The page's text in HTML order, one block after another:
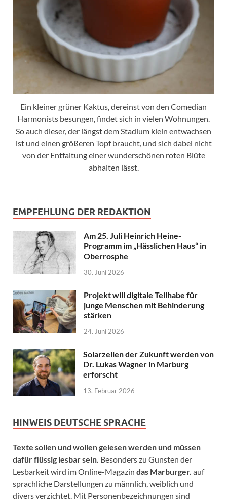
Ein kleiner grüner Kaktus, dereinst von den Comedian
Harmonists besungen, findet sich in vielen Wohnungen.
So auch dieser, der längst dem Stadium klein entwachsen
ist und einen größeren Topf braucht, und sich dabei nicht
von der Entfaltung einer wunderschönen roten Blüte
abhalten lässt.
EMPFEHLUNG DER REDAKTION
Am 25. Juli Heinrich Heine-
Programm im „Hässlichen Haus“ in
Oberrosphe
30. Juni 2026
Projekt will digitale Teilhabe für
junge Menschen mit Behinderung
stärken
24. Juni 2026
Solarzellen der Zukunft werden von
Dr. Lukas Wagner in Marburg
erforscht
13. Februar 2026
HINWEIS DEUTSCHE SPRACHE
Texte sollen und wollen gelesen werden und müssen
dafür flüssig lesbar sein. Besonders zu Gunsten der
Lesbarkeit wird im Online-Magazin das Marburger. auf
sprachliche Darstellungen zu männlich, weiblich und
divers verzichtet. Mit Personenbezeichnungen sind